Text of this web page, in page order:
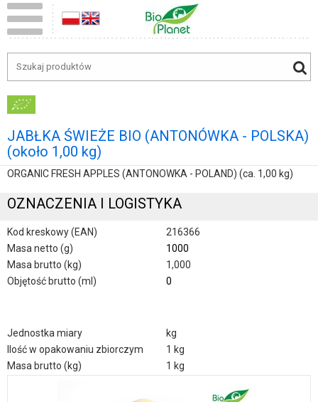
JABŁKA ŚWIEŻE BIO (ANTONÓWKA - POLSKA)
(około 1,00 kg)
ORGANIC FRESH APPLES (ANTONOWKA - POLAND) (ca. 1,00 kg)
OZNACZENIA I LOGISTYKA
Kod kreskowy (EAN)
216366
Masa netto (g)
1000
Masa brutto (kg)
1,000
Objętość brutto (ml)
0
Jednostka miary
kg
Ilość w opakowaniu zbiorczym
1 kg
Masa brutto (kg)
1 kg